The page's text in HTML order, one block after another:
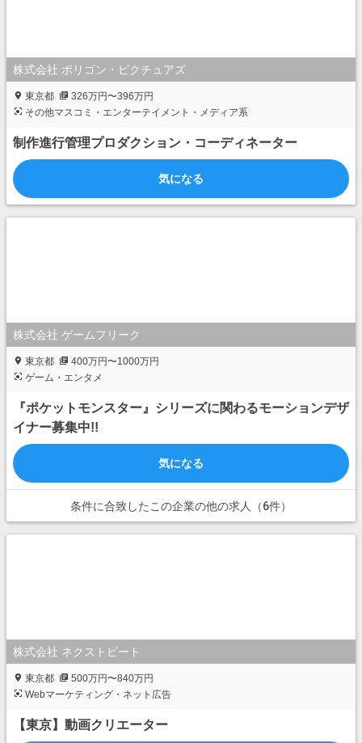
株式会社 ポリゴン・ピクチュアズ
東京都
326万円〜396万円
その他マスコミ・エンターテイメント・メディア系
制作進行管理プロダクション・コーディネーター
気になる
株式会社 ゲームフリーク
東京都
400万円〜1000万円
ゲーム・エンタメ
『ポケットモンスター』シリーズに関わるモーションデザ
イナー募集中!!
気になる
条件に合致したこの企業の他の求人（6件）
株式会社 ネクストビート
東京都
500万円〜840万円
Webマーケティング・ネット広告
【東京】動画クリエーター